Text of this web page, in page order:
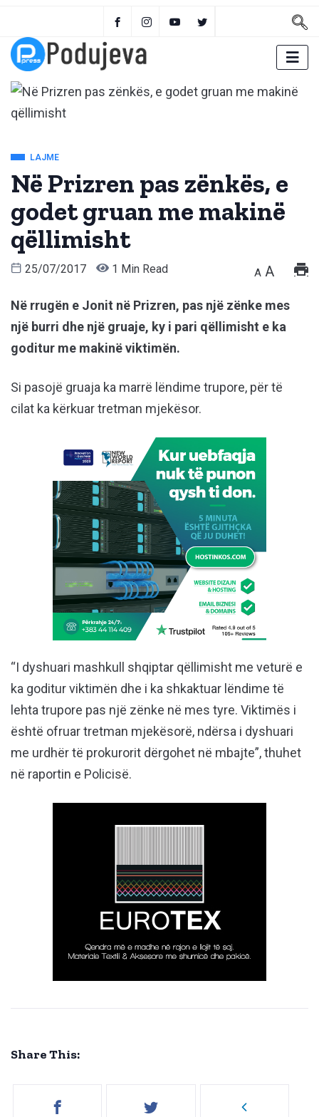
LAJME
Në Prizren pas zënkës, e
godet gruan me makinë
qëllimisht
25/07/2017 1 Min Read A A
Në rrugën e Jonit në Prizren, pas një zënke mes
një burri dhe një gruaje, ky i pari qëllimisht e ka
goditur me makinë viktimën.
Si pasojë gruaja ka marrë lëndime trupore, për të
cilat ka kërkuar tretman mjekësor.
“I dyshuari mashkull shqiptar qëllimisht me veturë e
ka goditur viktimën dhe i ka shkaktuar lëndime të
lehta trupore pas një zënke në mes tyre. Viktimës i
është ofruar tretman mjekësorë, ndërsa i dyshuari
me urdhër të prokurorit dërgohet në mbajte”, thuhet
në raportin e Policisë.
Share This: